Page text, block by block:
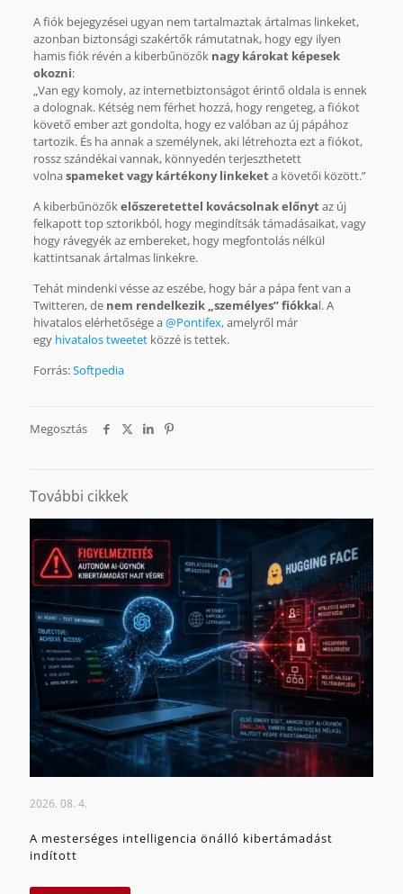
A fiók bejegyzései ugyan nem tartalmaztak ártalmas linkeket,
azonban biztonsági szakértők rámutatnak, hogy egy ilyen
hamis fiók révén a kiberbűnözők nagy károkat képesek
okozni:
„Van egy komoly, az internetbiztonságot érintő oldala is ennek
a dolognak. Kétség nem férhet hozzá, hogy rengeteg, a fiókot
követő ember azt gondolta, hogy ez valóban az új pápához
tartozik. És ha annak a személynek, aki létrehozta ezt a fiókot,
rossz szándékai vannak, könnyedén terjeszthetett
volnaspameket vagy kártékony linkeketa követői között.”
A kiberbűnözőkelőszeretettel kovácsolnak előnytaz új
felkapott top sztorikból, hogy megindítsák támadásaikat, vagy
hogy rávegyék az embereket, hogy megfontolás nélkül
kattintsanak ártalmas linkekre.
Tehát mindenki vésse az eszébe, hogy bár a pápa fent van a
Twitteren, de nem rendelkezik „személyes” fiókkal. A
hivatalos elérhetősége a@Pontifex,amelyről már
egy hivatalos tweetetközzé is tettek.
Forrás:Softpedia
Megosztás
További cikkek
2026. 08. 4.
A mesterséges intelligencia önálló kibertámadást
indított